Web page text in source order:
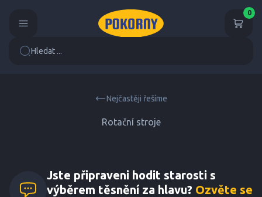
Hledat ...
0
Nejčastěji řešíme
Rotační stroje
Jste připraveni hodit starosti s
výběrem těsnění za hlavu? Ozvěte se